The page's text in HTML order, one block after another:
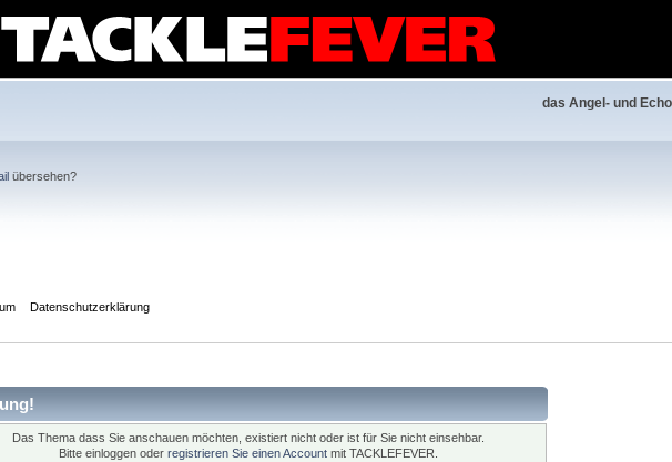
das Angel- und
übersehen?
Datenschutzerklärung
Das Thema dass Sie anschauen möchten, existiert nicht oder ist für Sie nicht einsehbar.
Bitte einloggen oder registrieren Sie einen Accountmit TACKLEFEVER.